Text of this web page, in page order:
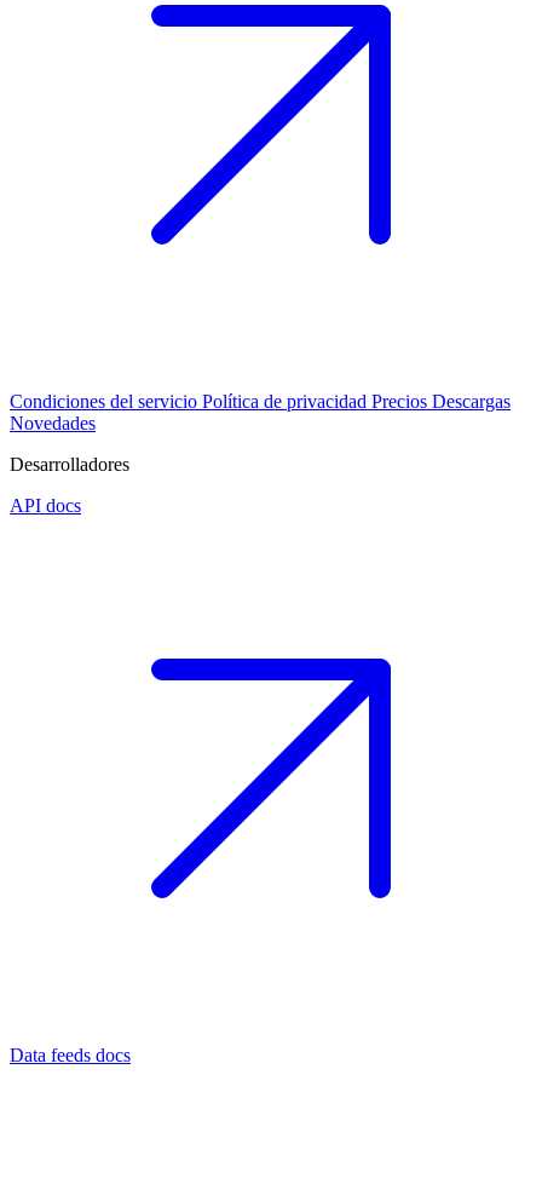
Condiciones del servicio Política de privacidad Precios Descargas
Novedades
Desarrolladores
API docs
Data feeds docs